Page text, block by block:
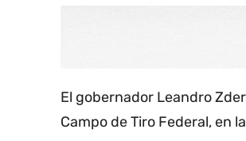
El gobernador Leandro
Campo de Tiro Federal, en